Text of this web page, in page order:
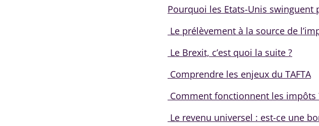
Pourquoi les Etats-Unis
Le prélèvement à la source de
Le Brexit, c’est quoi la suite ?
Comprendre les enjeux du TAFTA
Comment fonctionnent les impôts
Le revenu universel : est-ce une